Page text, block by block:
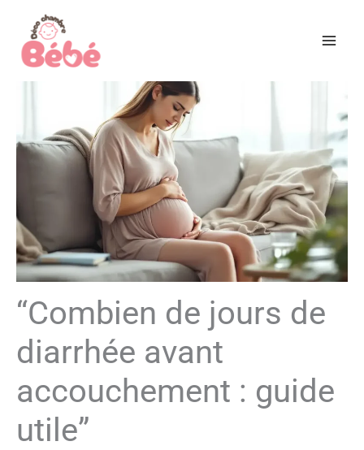
contenu
“Combien de jours de
diarrhée avant
accouchement : guide
utile”